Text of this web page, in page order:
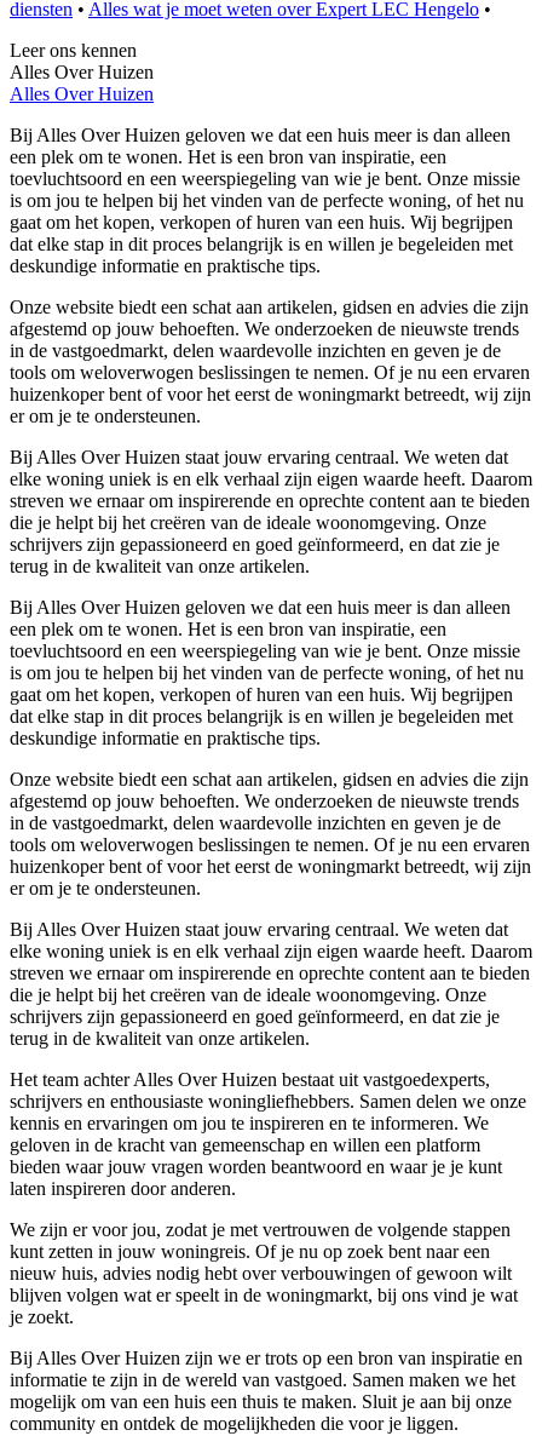
diensten • Alles wat je moet weten over Expert LEC Hengelo •
Leer ons kennen
Alles Over Huizen
Alles Over Huizen
Bij Alles Over Huizen geloven we dat een huis meer is dan alleen
een plek om te wonen. Het is een bron van inspiratie, een
toevluchtsoord en een weerspiegeling van wie je bent. Onze missie
is om jou te helpen bij het vinden van de perfecte woning, of het nu
gaat om het kopen, verkopen of huren van een huis. Wij begrijpen
dat elke stap in dit proces belangrijk is en willen je begeleiden met
deskundige informatie en praktische tips.
Onze website biedt een schat aan artikelen, gidsen en advies die zijn
afgestemd op jouw behoeften. We onderzoeken de nieuwste trends
in de vastgoedmarkt, delen waardevolle inzichten en geven je de
tools om weloverwogen beslissingen te nemen. Of je nu een ervaren
huizenkoper bent of voor het eerst de woningmarkt betreedt, wij zijn
er om je te ondersteunen.
Bij Alles Over Huizen staat jouw ervaring centraal. We weten dat
elke woning uniek is en elk verhaal zijn eigen waarde heeft. Daarom
streven we ernaar om inspirerende en oprechte content aan te bieden
die je helpt bij het creëren van de ideale woonomgeving. Onze
schrijvers zijn gepassioneerd en goed geïnformeerd, en dat zie je
terug in de kwaliteit van onze artikelen.
Bij Alles Over Huizen geloven we dat een huis meer is dan alleen
een plek om te wonen. Het is een bron van inspiratie, een
toevluchtsoord en een weerspiegeling van wie je bent. Onze missie
is om jou te helpen bij het vinden van de perfecte woning, of het nu
gaat om het kopen, verkopen of huren van een huis. Wij begrijpen
dat elke stap in dit proces belangrijk is en willen je begeleiden met
deskundige informatie en praktische tips.
Onze website biedt een schat aan artikelen, gidsen en advies die zijn
afgestemd op jouw behoeften. We onderzoeken de nieuwste trends
in de vastgoedmarkt, delen waardevolle inzichten en geven je de
tools om weloverwogen beslissingen te nemen. Of je nu een ervaren
huizenkoper bent of voor het eerst de woningmarkt betreedt, wij zijn
er om je te ondersteunen.
Bij Alles Over Huizen staat jouw ervaring centraal. We weten dat
elke woning uniek is en elk verhaal zijn eigen waarde heeft. Daarom
streven we ernaar om inspirerende en oprechte content aan te bieden
die je helpt bij het creëren van de ideale woonomgeving. Onze
schrijvers zijn gepassioneerd en goed geïnformeerd, en dat zie je
terug in de kwaliteit van onze artikelen.
Het team achter Alles Over Huizen bestaat uit vastgoedexperts,
schrijvers en enthousiaste woningliefhebbers. Samen delen we onze
kennis en ervaringen om jou te inspireren en te informeren. We
geloven in de kracht van gemeenschap en willen een platform
bieden waar jouw vragen worden beantwoord en waar je je kunt
laten inspireren door anderen.
We zijn er voor jou, zodat je met vertrouwen de volgende stappen
kunt zetten in jouw woningreis. Of je nu op zoek bent naar een
nieuw huis, advies nodig hebt over verbouwingen of gewoon wilt
blijven volgen wat er speelt in de woningmarkt, bij ons vind je wat
je zoekt.
Bij Alles Over Huizen zijn we er trots op een bron van inspiratie en
informatie te zijn in de wereld van vastgoed. Samen maken we het
mogelijk om van een huis een thuis te maken. Sluit je aan bij onze
community en ontdek de mogelijkheden die voor je liggen.